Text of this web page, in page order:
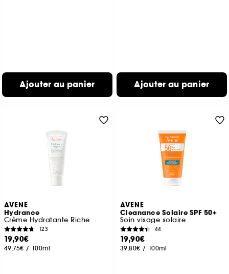
Ajouter au panier Ajouter au panier
AVENE
Hydrance
Crème Hydratante Riche
123
19,90€
49,75€ / 100ml
AVENE
Cleanance Solaire SPF 50+
Soin visage solaire
44
19,90€
39,80€ / 100ml